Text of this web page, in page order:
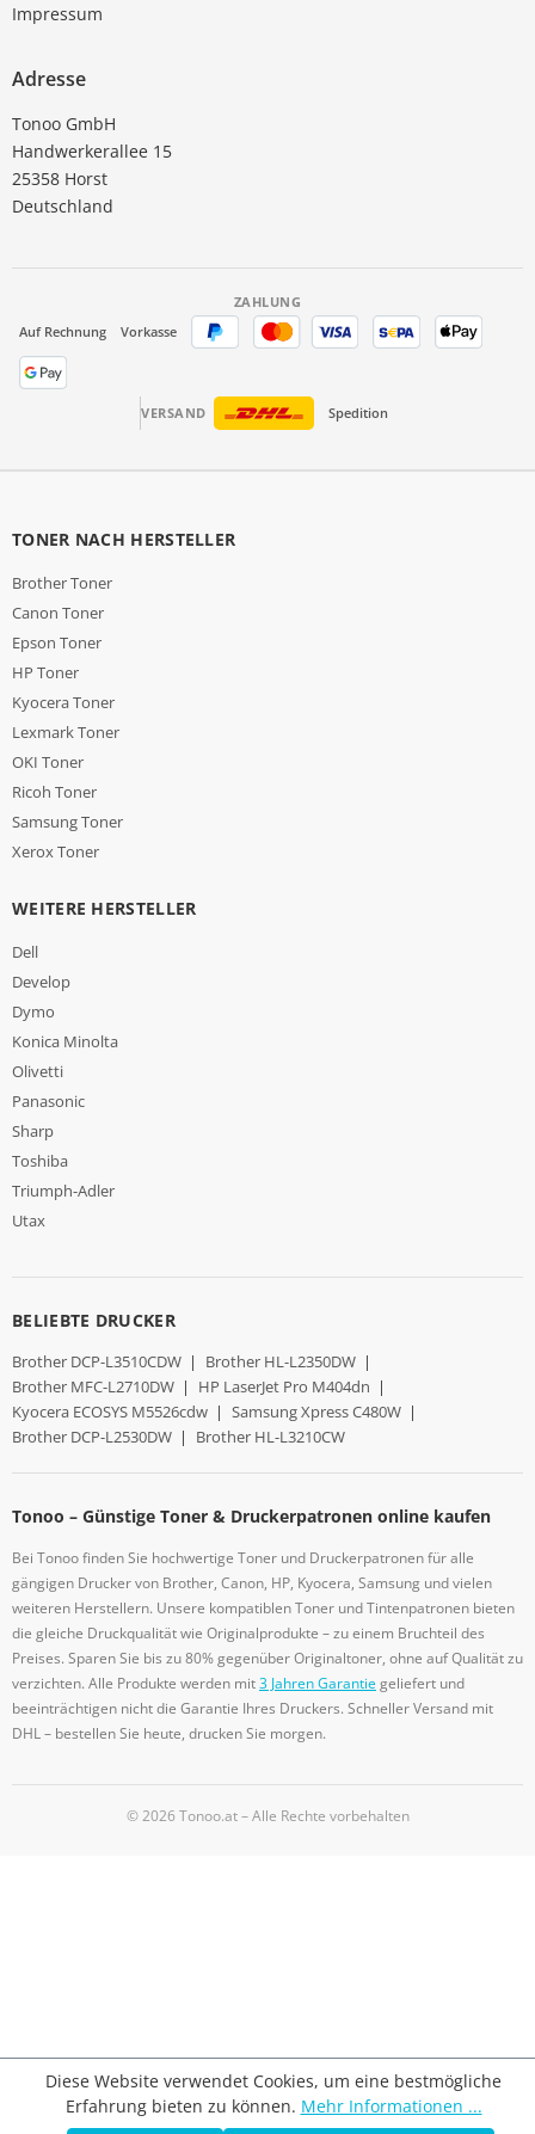
Impressum
Adresse
Tonoo GmbH
Handwerkerallee 15
25358 Horst
Deutschland
ZAHLUNG
Auf Rechnung
Vorkasse
VERSAND Spedition
TONER NACH HERSTELLER
Brother Toner
Canon Toner
Epson Toner
HP Toner
Kyocera Toner
Lexmark Toner
OKI Toner
Ricoh Toner
Samsung Toner
Xerox Toner
WEITERE HERSTELLER
Dell
Develop
Dymo
Konica Minolta
Olivetti
Panasonic
Sharp
Toshiba
Triumph-Adler
Utax
BELIEBTE DRUCKER
Brother DCP-L3510CDW | Brother HL-L2350DW |
Brother MFC-L2710DW | HP LaserJet Pro M404dn |
Kyocera ECOSYS M5526cdw | Samsung Xpress C480W |
Brother DCP-L2530DW | Brother HL-L3210CW
Tonoo – Günstige Toner & Druckerpatronen online kaufen
Bei Tonoo finden Sie hochwertige Toner und Druckerpatronen für alle
gängigen Drucker von Brother, Canon, HP, Kyocera, Samsung und vielen
weiteren Herstellern. Unsere kompatiblen Toner und Tintenpatronen bieten
die gleiche Druckqualität wie Originalprodukte – zu einem Bruchteil des
Preises. Sparen Sie bis zu 80% gegenüber Originaltoner, ohne auf Qualität zu
verzichten. Alle Produkte werden mit3 Jahren Garantiegeliefert und
beeinträchtigen nicht die Garantie Ihres Druckers. Schneller Versand mit
DHL – bestellen Sie heute, drucken Sie morgen.
© 2026 Tonoo.at – Alle Rechte vorbehalten
Diese Website verwendet Cookies, um eine bestmögliche
Erfahrung bieten zu können. Mehr Informationen ...